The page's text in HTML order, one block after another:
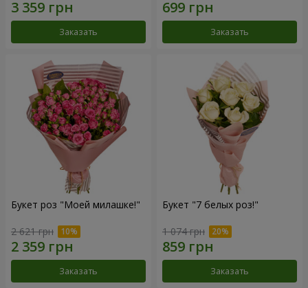
Заказать Заказать
Букет роз "Моей милашке!"
2 621 грн
Заказать
Букет "7 белых роз!"
1 074 грн
Заказать